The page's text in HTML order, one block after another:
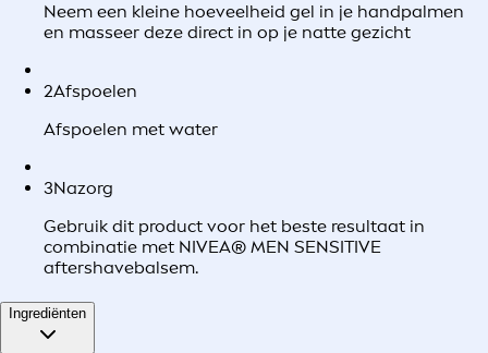
Neem een kleine hoeveelheid gel in je handpalmen
en masseer deze direct in op je natte gezicht
2Afspoelen
Afspoelen met water
3Nazorg
Gebruik dit product voor het beste resultaat in
combinatie met NIVEA® MEN SENSITIVE
aftershavebalsem.
Ingrediënten